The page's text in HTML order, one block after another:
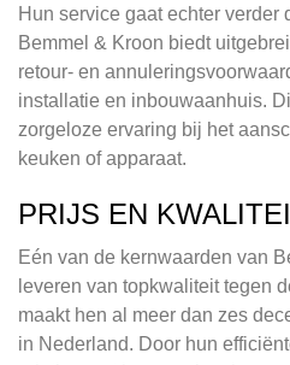
Hun service gaat echter
Bemmel & Kroon biedt
retour- en
installatie en inbouwaanhuis.
zorgeloze ervaring bij het
keuken of apparaat.
PRIJS EN
Eén van de kernwaarden van
leveren van topkwaliteit tegen
maakt hen al meer dan zes
in Nederland. Door hun